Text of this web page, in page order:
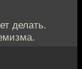
делать.